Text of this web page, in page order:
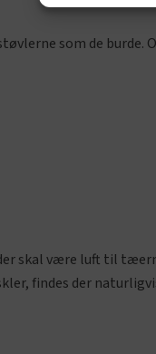
som de
skal være luft til
findes der